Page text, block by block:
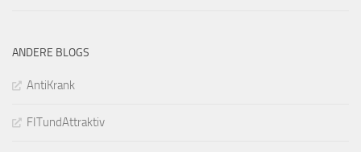
ANDERE BLOGS
AntiKrank
FITundAttraktiv